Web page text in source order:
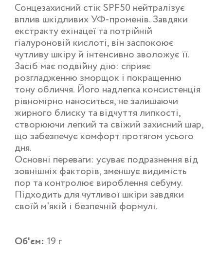
Сонцезахисний стік SPF50 нейтралізує
вплив шкідливих УФ-променів. Завдяки
екстракту ехінацеї та потрійній
гіалуроновій кислоті, він заспокоює
чутливу шкіру й інтенсивно зволожує її.
Засіб має подвійну дію: сприяє
розгладженню зморщок і покращенню
тону обличчя. Його надлегка консистенція
рівномірно наноситься, не залишаючи
жирного блиску та відчуття липкості,
створюючи легкий та свіжий захисний шар,
що забезпечує комфорт протягом усього
дня.
Основні переваги: усуває подразнення від
зовнішніх факторів, зменшує видимість
пор та контролює вироблення себуму.
Підходить для чутливої шкіри завдяки
своїй м'якій і безпечній формулі.
Об'єм: 19 г